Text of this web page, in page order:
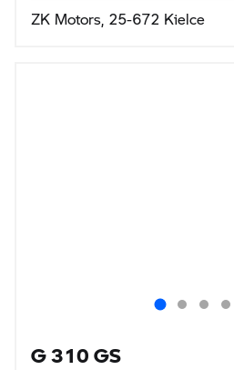
ZK Motors, 25-672 Kielce
G 310 GS